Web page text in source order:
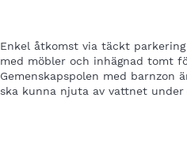
Enkel åtkomst via täckt
med möbler och inhägnad tomt
Gemenskapspolen med
ska kunna njuta av vattnet under